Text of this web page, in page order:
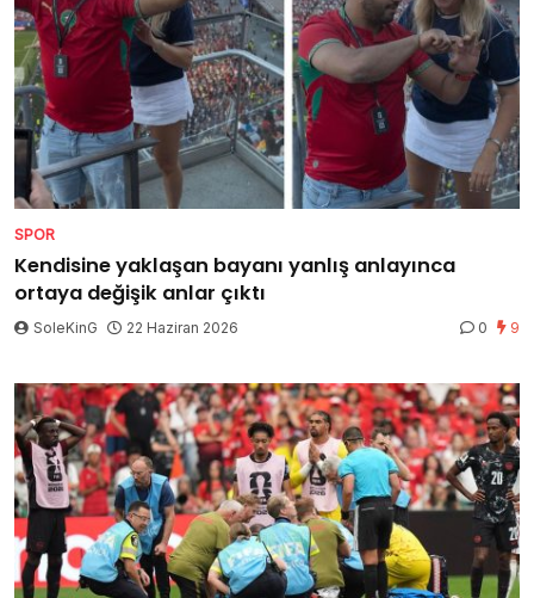
SPOR
Kendisine yaklaşan bayanı yanlış anlayınca
ortaya değişik anlar çıktı
SoleKinG 22 Haziran 2026 0 9